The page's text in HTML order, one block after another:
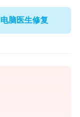
脑医生修复